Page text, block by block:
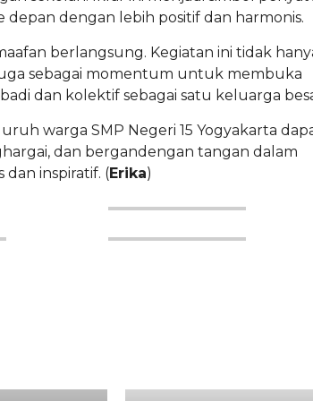
dengan lebih positif dan harmonis.
berlangsung. Kegiatan ini tidak
sebagai momentum untuk membuka
dan kolektif sebagai satu keluarga
warga SMP Negeri 15 Yogyakarta
dan bergandengan tangan dalam
inspiratif. (Erika)